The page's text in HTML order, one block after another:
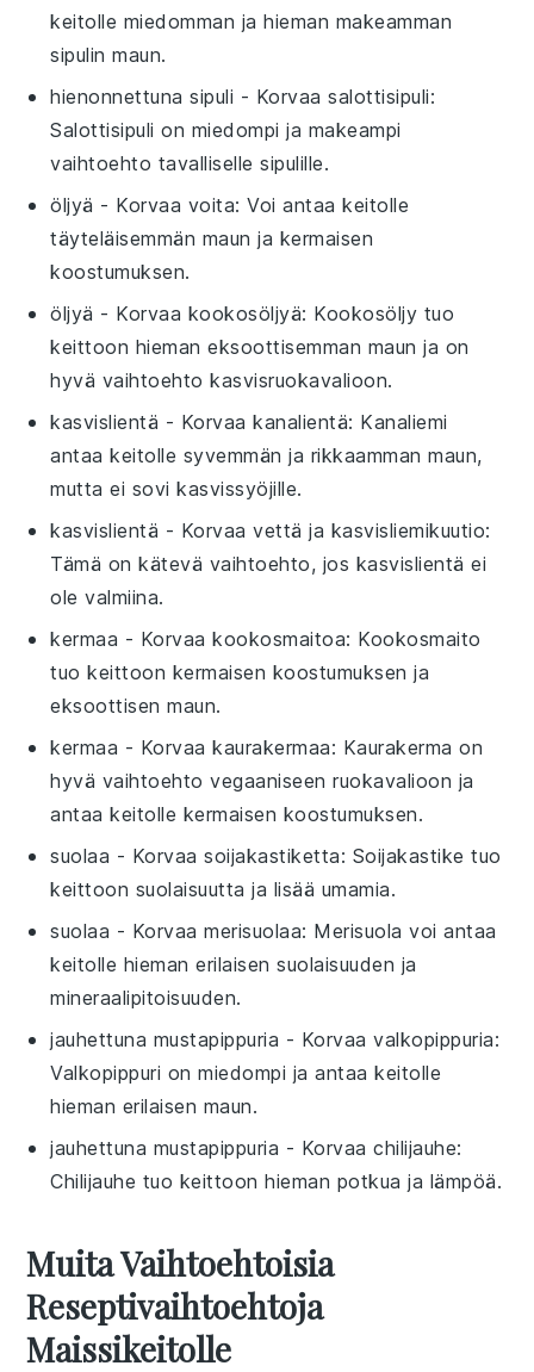
keitolle miedomman ja hieman makeamman
sipulin maun.
hienonnettuna sipuli - Korvaasalottisipuli:
Salottisipuli on miedompi ja makeampi
vaihtoehto tavalliselle sipulille.
öljyä - Korvaa voita: Voi antaa keitolle
täyteläisemmän maun ja kermaisen
koostumuksen.
öljyä - Korvaa kookosöljyä: Kookosöljy tuo
keittoon hieman eksoottisemman maun ja on
hyvä vaihtoehto kasvisruokavalioon.
kasvislientä - Korvaakanalientä: Kanaliemi
antaa keitolle syvemmän ja rikkaamman maun,
mutta ei sovi kasvissyöjille.
kasvislientä - Korvaavettä ja kasvisliemikuutio:
Tämä on kätevä vaihtoehto, jos kasvislientä ei
ole valmiina.
kermaa - Korvaakookosmaitoa: Kookosmaito
tuo keittoon kermaisen koostumuksen ja
eksoottisen maun.
kermaa - Korvaakaurakermaa: Kaurakerma on
hyvä vaihtoehto vegaaniseen ruokavalioon ja
antaa keitolle kermaisen koostumuksen.
suolaa - Korvaasoijakastiketta: Soijakastike tuo
keittoon suolaisuutta ja lisää umamia.
suolaa - Korvaamerisuolaa: Merisuola voi antaa
keitolle hieman erilaisen suolaisuuden ja
mineraalipitoisuuden.
jauhettuna mustapippuria - Korvaavalkopippuria:
Valkopippuri on miedompi ja antaa keitolle
hieman erilaisen maun.
jauhettuna mustapippuria - Korvaachilijauhe:
Chilijauhe tuo keittoon hieman potkua ja lämpöä.
Muita Vaihtoehtoisia
Reseptivaihtoehtoja
Maissikeitolle